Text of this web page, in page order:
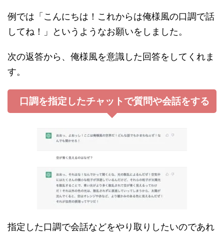
例では「こんにちは！これからは俺様風の口調で話
してね！」というようなお願いをしました。
次の返答から、俺様風を意識した回答をしてくれま
す。
口調を指定したチャットで質問や会話をする
指定した口調で会話などをやり取りしたいのであれ